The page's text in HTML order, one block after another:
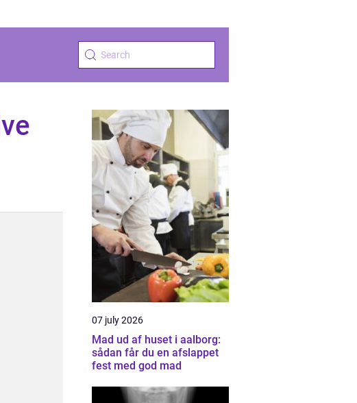
07 july 2026
Mad ud af huset i aalborg:
sådan får du en afslappet
fest med god mad